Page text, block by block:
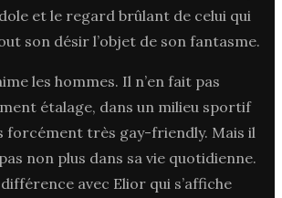
et le regard brûlant de celui qui
son désir l’objet de son fantasme.
les hommes. Il n’en fait pas
étalage, dans un milieu sportif
forcément très gay-friendly. Mais il
non plus dans sa vie quotidienne.
avec Elior qui s’affiche